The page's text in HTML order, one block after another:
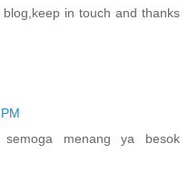
in touch and thanks
semoga menang ya besok